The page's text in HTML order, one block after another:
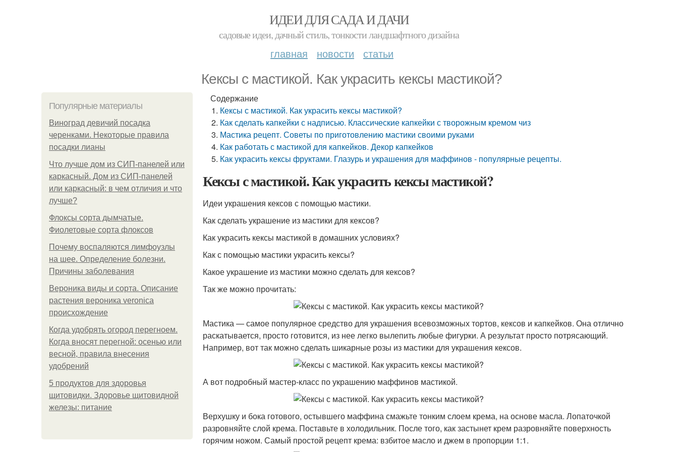
ИДЕИ ДЛЯ САДА И ДАЧИ
садовые идеи, дачный стиль, тонкости ландшафтного дизайна
главная новости статьи
Кексы с мастикой. Как украсить кексы мастикой?
Популярные материалы
Виноград девичий посадка
черенками. Некоторые правила
посадки лианы
Что лучше дом из СИП-панелей или
каркасный. Дом из СИП-панелей
или каркасный: в чем отличия и что
лучше?
Флоксы сорта дымчатые.
Фиолетовые сорта флоксов
Почему воспаляются лимфоузлы
на шее. Определение болезни.
Причины заболевания
Вероника виды и сорта. Описание
растения вероника veronica
происхождение
Когда удобрять огород перегноем.
Когда вносят перегной: осенью или
весной, правила внесения
удобрений
5 продуктов для здоровья
щитовидки. Здоровье щитовидной
железы: питание
Содержание
Кексы с мастикой. Как украсить кексы мастикой?
Как сделать капкейки с надписью. Классические капкейки с творожным кремом чиз
Мастика рецепт. Советы по приготовлению мастики своими руками
Как работать с мастикой для капкейков. Декор капкейков
Как украсить кексы фруктами. Глазурь и украшения для маффинов - популярные рецепты.
Кексы с мастикой. Как украсить кексы мастикой?
Идеи украшения кексов с помощью мастики.
Как сделать украшение из мастики для кексов?
Как украсить кексы мастикой в домашних условиях?
Как с помощью мастики украсить кексы?
Какое украшение из мастики можно сделать для кексов?
Так же можно прочитать:
Мастика — самое популярное средство для украшения всевозможных тортов, кексов и капкейков. Она отлично
раскатывается, просто готовится, из нее легко вылепить любые фигурки. А результат просто потрясающий.
Например, вот так можно сделать шикарные розы из мастики для украшения кексов.
А вот подробный мастер-класс по украшению маффинов мастикой.
Верхушку и бока готового, остывшего маффина смажьте тонким слоем крема, на основе масла. Лопаточкой
разровняйте слой крема. Поставьте в холодильник. После того, как застынет крем разровняйте поверхность
горячим ножом. Самый простой рецепт крема: взбитое масло и джем в пропорции 1:1.